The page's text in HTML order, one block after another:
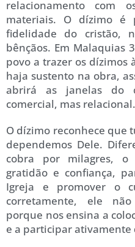
relacionamento com
materiais. O dízimo é
fidelidade do cristão,
bênçãos. Em Malaquias
povo a trazer os dízimos
haja sustento na obra,
abrirá as janelas do
comercial, mas relacional.
O dízimo reconhece que
dependemos Dele.
cobra por milagres,
gratidão e confiança,
Igreja e promover o
corretamente, ele
porque nos ensina a
e a participar ativamente